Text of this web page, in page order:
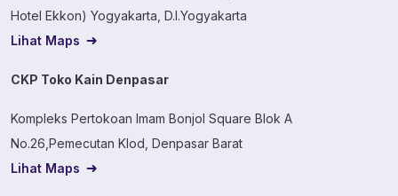
Hotel Ekkon) Yogyakarta, D.I.Yogyakarta
Lihat Maps
CKP Toko Kain Denpasar
Kompleks Pertokoan Imam Bonjol Square Blok A
No.26,Pemecutan Klod, Denpasar Barat
Lihat Maps